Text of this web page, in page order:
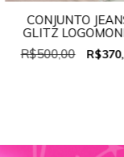
CONJUNTO
GLITZ
100% JEANS
R$500,00